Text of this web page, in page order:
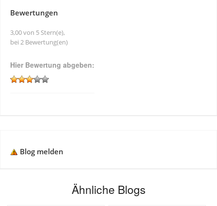
Bewertungen
3,00 von 5 Stern(e),
bei 2 Bewertung(en)
Hier Bewertung abgeben:
Blog melden
Ähnliche Blogs